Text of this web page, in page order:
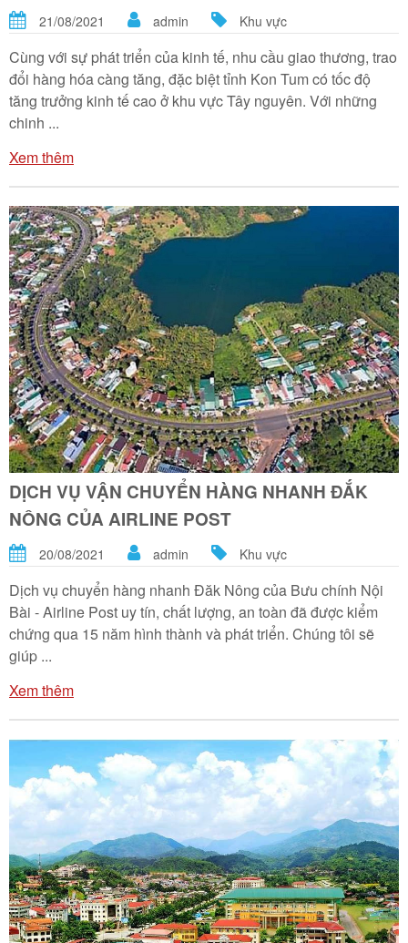
21/08/2021 admin Khu vực
Cùng với sự phát triển của kinh tế, nhu cầu giao thương, trao
đổi hàng hóa càng tăng, đặc biệt tỉnh Kon Tum có tốc độ
tăng trưởng kinh tế cao ở khu vực Tây nguyên. Với những
chinh ...
Xem thêm
DỊCH VỤ VẬN CHUYỂN HÀNG NHANH ĐẮK
NÔNG CỦA AIRLINE POST
20/08/2021 admin Khu vực
Dịch vụ chuyển hàng nhanh Đăk Nông của Bưu chính Nội
Bài - Airline Post uy tín, chất lượng, an toàn đã được kiểm
chứng qua 15 năm hình thành và phát triển. Chúng tôi sẽ
giúp ...
Xem thêm